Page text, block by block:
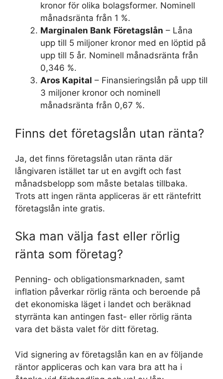
kronor för olika bolagsformer. Nominell
månadsränta från 1 %.
Marginalen Bank Företagslån – Låna
upp till 5 miljoner kronor med en löptid på
upp till 5 år. Nominell månadsränta från
0,346 %.
Aros Kapital – Finansieringslån på upp till
3 miljoner kronor och nominell
månadsränta från 0,67 %.
Finns det företagslån utan ränta?
Ja, det finns företagslån utan ränta där
långivaren istället tar ut en avgift och fast
månadsbelopp som måste betalas tillbaka.
Trots att ingen ränta appliceras är ett räntefritt
företagslån inte gratis.
Ska man välja fast eller rörlig
ränta som företag?
Penning- och obligationsmarknaden, samt
inflation påverkar rörlig ränta och beroende på
det ekonomiska läget i landet och beräknad
styrränta kan antingen fast- eller rörlig ränta
vara det bästa valet för ditt företag.
Vid signering av företagslån kan en av följande
räntor appliceras och kan vara bra att ha i